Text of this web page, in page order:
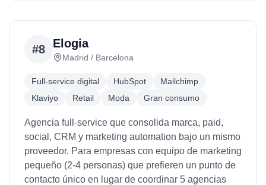
#8 Elogia
Madrid / Barcelona
Full-service digital HubSpot
Mailchimp
Klaviyo
Retail Moda Gran consumo
Agencia full-service que consolida marca, paid,
social, CRM y marketing automation bajo un mismo
proveedor. Para empresas con equipo de marketing
pequeño (2-4 personas) que prefieren un punto de
contacto único en lugar de coordinar 5 agencias